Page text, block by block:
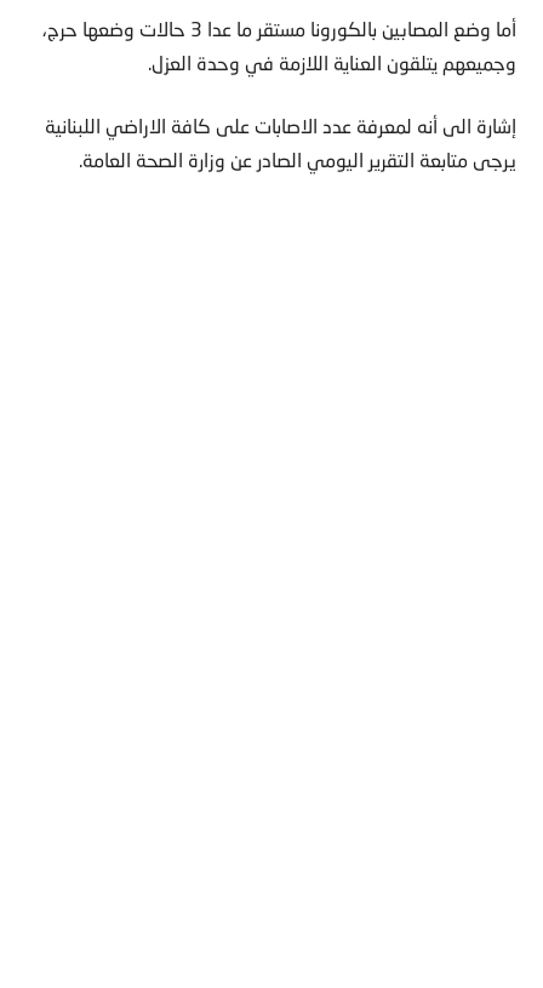
أما وضع المصابين بالكورونا مستقر ما عدا 3 حالات وضعها حرج،
وجميعهم يتلقون العناية اللازمة في وحدة العزل.
إشارة الى أنه لمعرفة عدد الاصابات على كافة الاراضي اللبنانية
يرجى متابعة التقرير اليومي الصادر عن وزارة الصحة العامة.